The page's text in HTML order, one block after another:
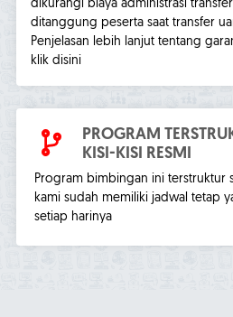
dikurangi biaya administrasi
ditanggung peserta saat transfer
Penjelasan lebih lanjut tentang
klik disini
PROGRAM
KISI-KISI RESMI
Program bimbingan ini terstruktur
kami sudah memiliki jadwal tetap
setiap harinya